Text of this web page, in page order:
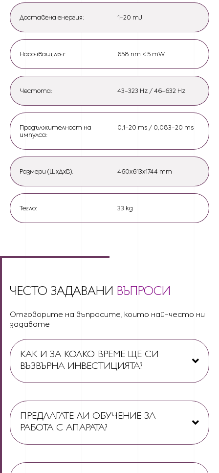
Доставена енергия: 1-20 mJ
Насочващ лъч: 658 nm < 5 mW
Честота: 43-323 Hz / 46-632 Hz
Продължителност на
импулса:
0,1-20 ms / 0,083-20 ms
Размери (ШxДxВ): 460x613x1744 mm
Тегло: 33 kg
ЧЕСТО ЗАДАВАНИ ВЪПРОСИ
Отговорите на въпросите, които най-често ни
задавате
КАК И ЗА КОЛКО ВРЕМЕ ЩЕ СИ
ВЪЗВЪРНА ИНВЕСТИЦИЯТА?
ПРЕДЛАГАТЕ ЛИ ОБУЧЕНИЕ ЗА
РАБОТА С АПАРАТА?